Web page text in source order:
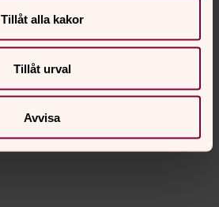
Tillåt alla kakor
Tillåt urval
Avvisa